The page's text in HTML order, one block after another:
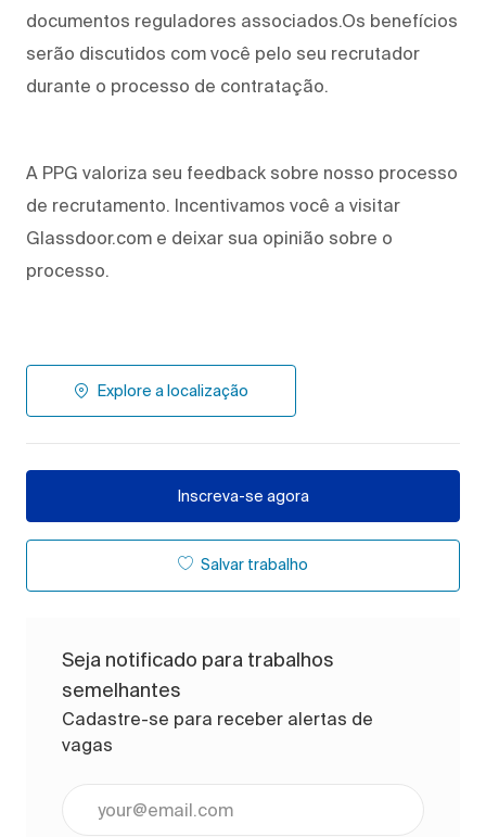
documentos reguladores associados.Os benefícios
serão discutidos com você pelo seu recrutador
durante o processo de contratação.
A PPG valoriza seu feedback sobre nosso processo
de recrutamento. Incentivamos você a visitar
Glassdoor.com e deixar sua opinião sobre o
processo.
Explore a localização
Inscreva-se agora
Salvar trabalho
Seja notificado para trabalhos
semelhantes
Cadastre-se para receber alertas de
vagas